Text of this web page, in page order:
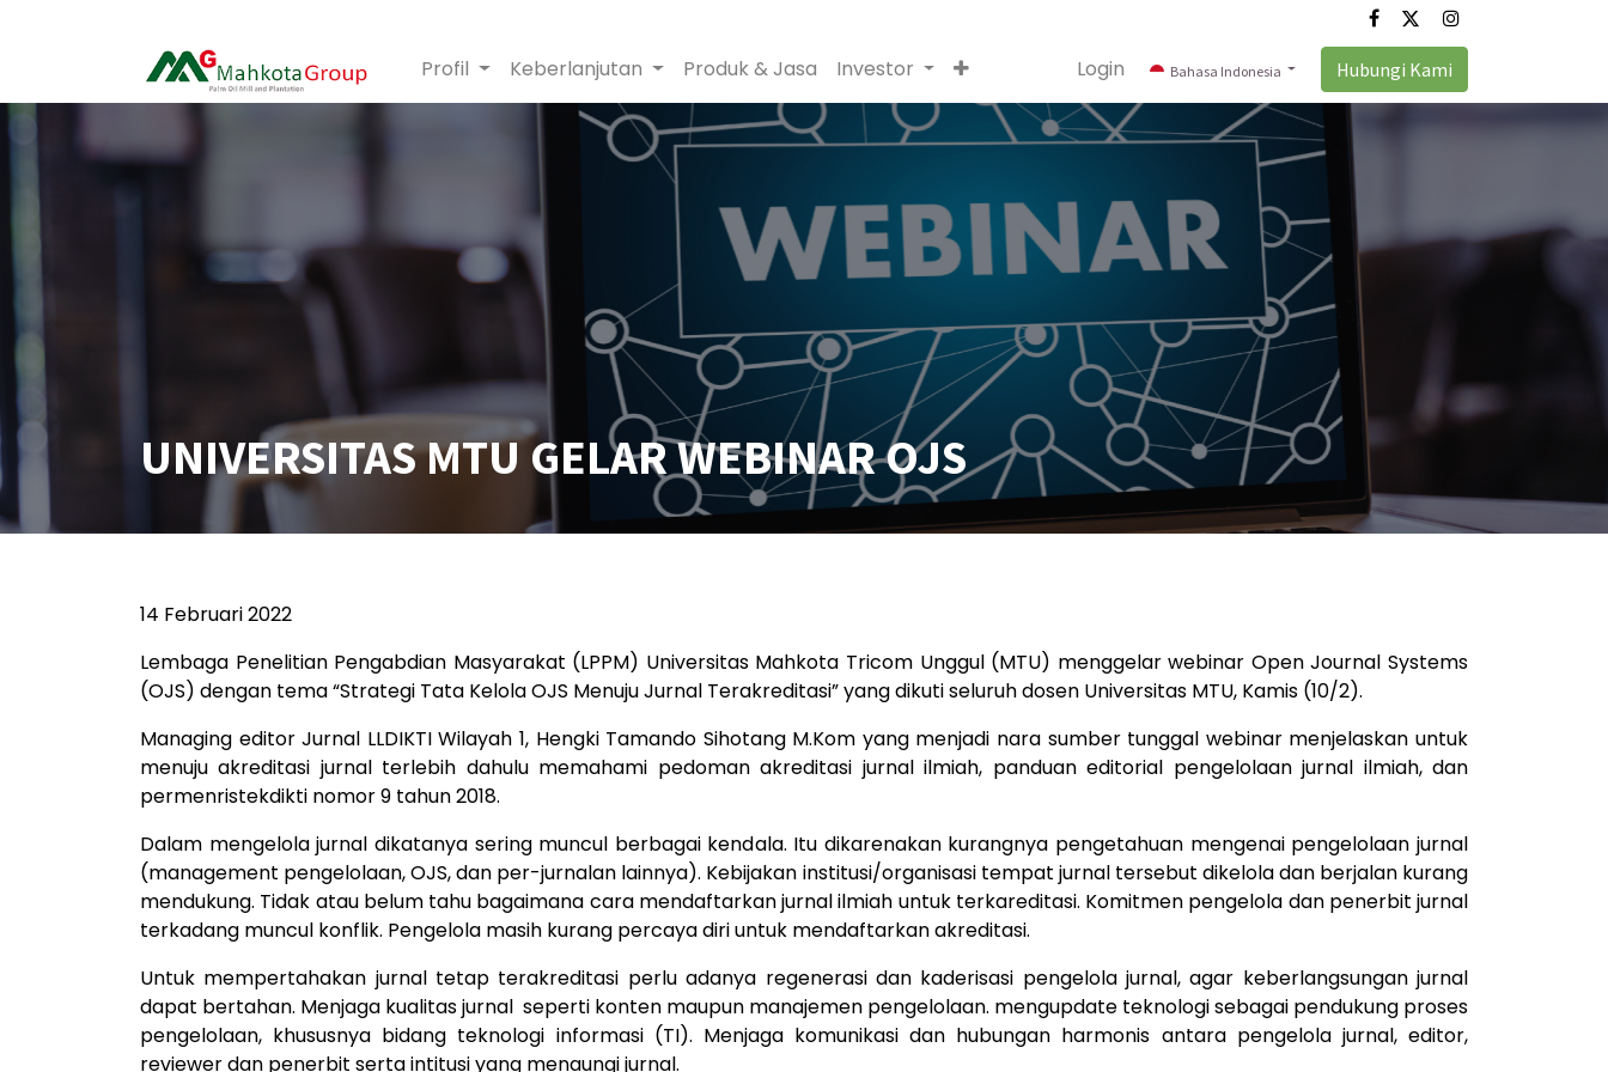
Profil Keberlanjutan Produk & Jasa Investor Login Bahasa Indonesia Hubungi Kami
UNIVERSITAS MTU GELAR WEBINAR OJS
14 Februari 2022
Lembaga Penelitian Pengabdian Masyarakat (LPPM) Universitas Mahkota Tricom Unggul (MTU) menggelar webinar Open Journal Systems
(OJS) dengan tema “Strategi Tata Kelola OJS Menuju Jurnal Terakreditasi” yang dikuti seluruh dosen Universitas MTU, Kamis (10/2).
Managing editor Jurnal LLDIKTI Wilayah 1, Hengki Tamando Sihotang M.Kom yang menjadi nara sumber tunggal webinar menjelaskan untuk
menuju akreditasi jurnal terlebih dahulu memahami pedoman akreditasi jurnal ilmiah, panduan editorial pengelolaan jurnal ilmiah, dan
permenristekdikti nomor 9 tahun 2018.
Dalam mengelola jurnal dikatanya sering muncul berbagai kendala. Itu dikarenakan kurangnya pengetahuan mengenai pengelolaan jurnal
(management pengelolaan, OJS, dan per-jurnalan lainnya). Kebijakan institusi/organisasi tempat jurnal tersebut dikelola dan berjalan kurang
mendukung. Tidak atau belum tahu bagaimana cara mendaftarkan jurnal ilmiah untuk terkareditasi. Komitmen pengelola dan penerbit jurnal
terkadang muncul konflik. Pengelola masih kurang percaya diri untuk mendaftarkan akreditasi.
Untuk mempertahakan jurnal tetap terakreditasi perlu adanya regenerasi dan kaderisasi pengelola jurnal, agar keberlangsungan jurnal
dapat bertahan. Menjaga kualitas jurnal seperti konten maupun manajemen pengelolaan. mengupdate teknologi sebagai pendukung proses
pengelolaan, khususnya bidang teknologi informasi (TI). Menjaga komunikasi dan hubungan harmonis antara pengelola jurnal, editor,
reviewer dan penerbit serta intitusi yang menaungi jurnal.